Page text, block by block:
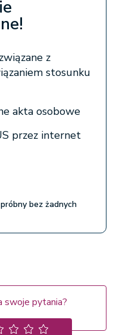
z
stosunku
akta osobowe
przez internet
bez żadnych
swoje pytania?